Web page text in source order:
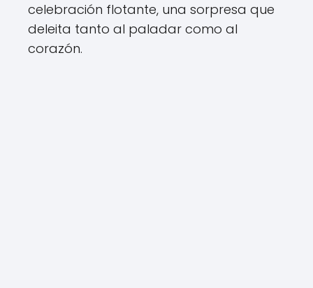
celebración flotante, una sorpresa que
deleita tanto al paladar como al
corazón.